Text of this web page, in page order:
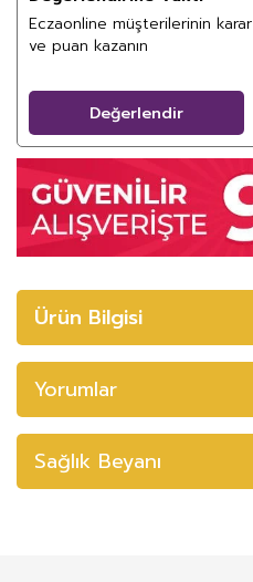
Eczaonline müşterilerinin
ve puan kazanın
Değerlendir
Ürün Bilgisi
Yorumlar
Sağlık Beyanı